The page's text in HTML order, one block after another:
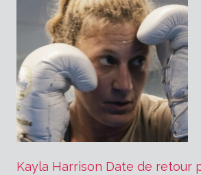
Kayla Harrison Date de retour